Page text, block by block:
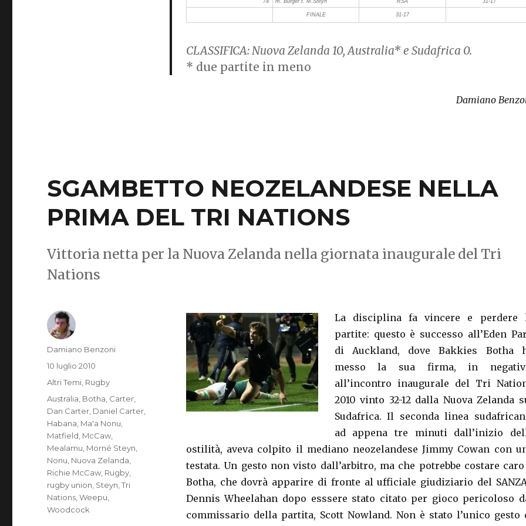
74′ m. Burger t. M.Steyn RSA 31-17
FINALE 31-17
CLASSIFICA:Nuova Zelanda 10, Australia* e Sudafrica 0.
* due partite in meno
Damiano
SGAMBETTO NEOZELANDESE NELLA
PRIMA DEL TRI NATIONS
Vittoria netta per la Nuova Zelanda nella giornata inaugurale del Tri
Nations
La disciplina fa vincere e perdere
partite: questo è successo all’Eden
di Auckland, dove Bakkies Botha
messo la sua firma, in
all’incontro inaugurale del Tri
2010 vinto 32-12 dalla Nuova Zelanda
Sudafrica. Il seconda linea
ad appena tre minuti dall’inizio
ostilità, aveva colpito il mediano neozelandese Jimmy Cowan con
testata. Un gesto non visto dall’arbitro, ma che potrebbe costare
Botha, che dovrà apparire di fronte al ufficiale giudiziario del
Dennis Wheelahan dopo esssere stato citato per gioco pericoloso
commissario della partita, Scott Nowland. Non è stato l’unico gesto
Autore
Damiano Benzoni
Pubblicato
il
10 luglio 2010
Categorie
Altri Temi, Rugby
Tag
Australia, Botha, Carter,
Dan Carter, Daniel Carter,
Habana, Ma'a Nonu,
Matfield, McCaw,
Mealamu, Morné Steyn,
Nonu, Nuova Zelanda,
Richie McCaw, Rugby,
rugby union, Steyn,Tri
Nations,Weepu,
Woodcock